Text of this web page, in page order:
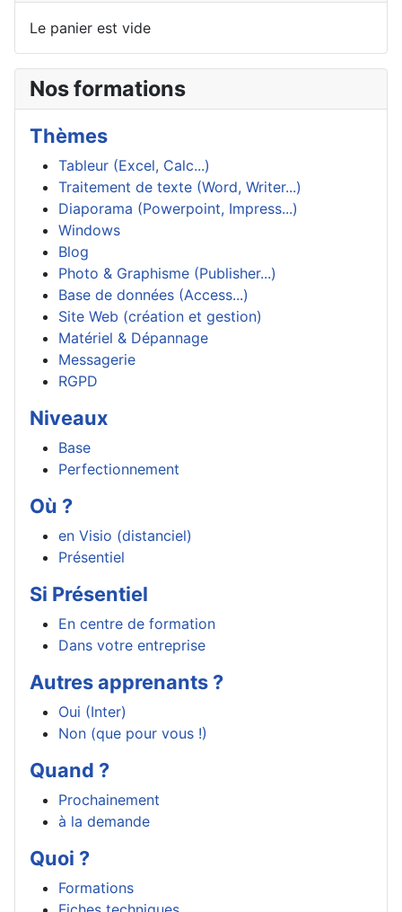
Le panier est vide
Nos formations
Thèmes
Tableur (Excel, Calc...)
Traitement de texte (Word, Writer...)
Diaporama (Powerpoint, Impress...)
Windows
Blog
Photo & Graphisme (Publisher...)
Base de données (Access...)
Site Web (création et gestion)
Matériel & Dépannage
Messagerie
RGPD
Niveaux
Base
Perfectionnement
Où ?
en Visio (distanciel)
Présentiel
Si Présentiel
En centre de formation
Dans votre entreprise
Autres apprenants ?
Oui (Inter)
Non (que pour vous !)
Quand ?
Prochainement
à la demande
Quoi ?
Formations